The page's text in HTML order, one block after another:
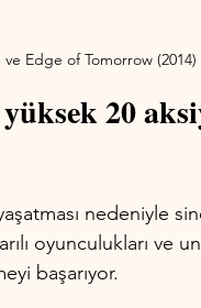
ve Edge of Tomorrow
yüksek 20
nedeniyle
oyunculukları ve
başarıyor.